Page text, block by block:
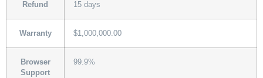
Refund 15 days
Warranty $1,000,000.00
Browser
Support
99.9%